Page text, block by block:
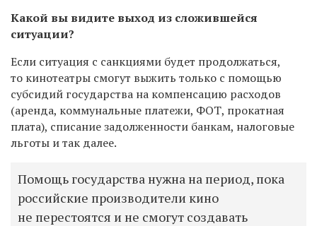
Какой вы видите выход из сложившейся
ситуации?
Если ситуация с санкциями будет продолжаться,
то кинотеатры смогут выжить только с помощью
субсидий государства на компенсацию расходов
(аренда, коммунальные платежи, ФОТ, прокатная
плата), списание задолженности банкам, налоговые
льготы и так далее.
Помощь государства нужна на период, пока
российские производители кино
не перестоятся и не смогут создавать